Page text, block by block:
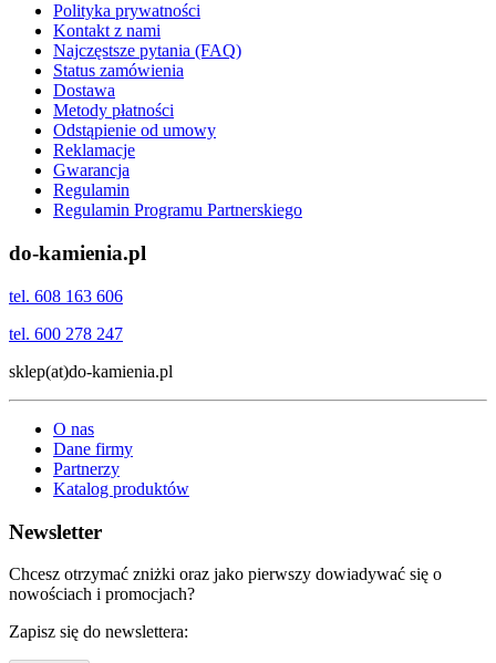
Polityka prywatności
Kontakt z nami
Najczęstsze pytania (FAQ)
Status zamówienia
Dostawa
Metody płatności
Odstąpienie od umowy
Reklamacje
Gwarancja
Regulamin
Regulamin Programu Partnerskiego
do-kamienia.pl
tel. 608 163 606
tel. 600 278 247
sklep(at)do-kamienia.pl
O nas
Dane firmy
Partnerzy
Katalog produktów
Newsletter
Chcesz otrzymać zniżki oraz jako pierwszy dowiadywać się o
nowościach i promocjach?
Zapisz się do newslettera: